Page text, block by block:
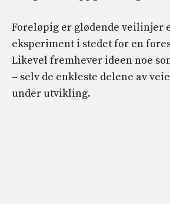
Foreløpig er glødende veilinjer
eksperiment i stedet for en
Likevel fremhever ideen noe
– selv de enkleste delene av
under utvikling.